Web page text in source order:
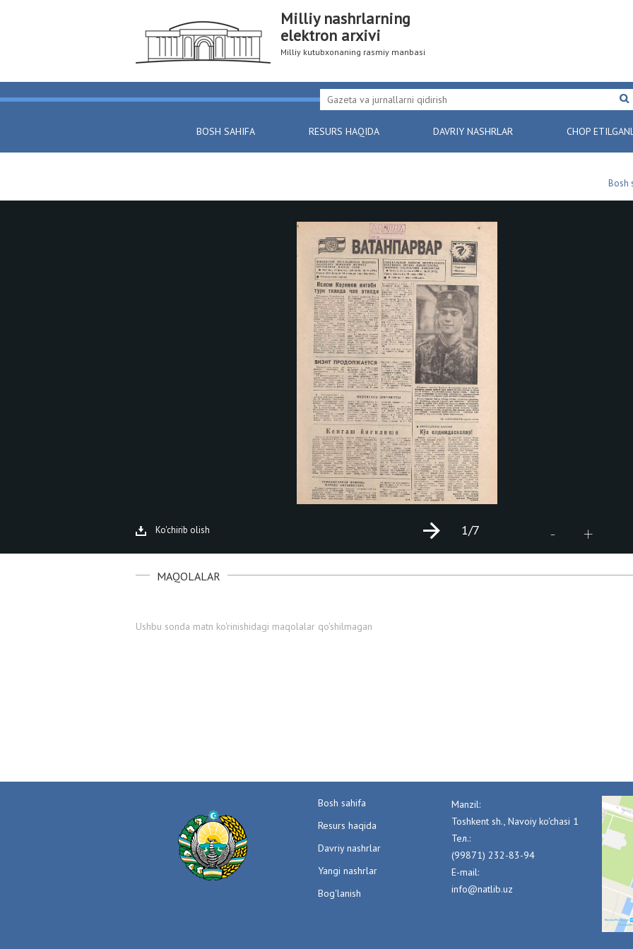
Milliy nashrlarning
elektron arxivi
Milliy kutubxonaning rasmiy manbasi
BOSH SAHIFA RESURS HAQIDA DAVRIY NASHRLAR CHOP
Bosh
Ko'chirib olish - +
1/7
MAQOLALAR
Ushbu sonda matn ko'rinishidagi maqolalar qo'shilmagan
Bosh sahifa
Resurs haqida
Davriy nashrlar
Yangi nashrlar
Bog'lanish
Manzil:
Toshkent sh., Navoiy ko'chasi 1
Тел.:
(99871) 232-83-94
E-mail:
info@natlib.uz